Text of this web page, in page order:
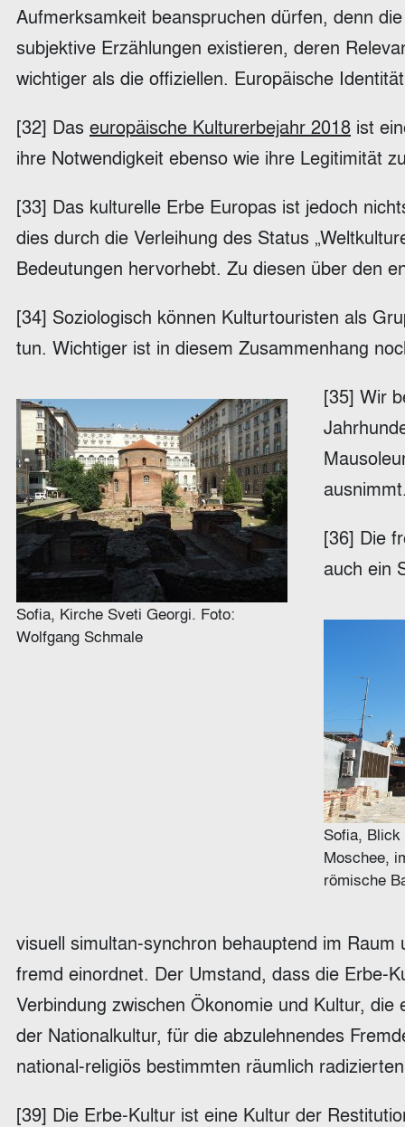
Aufmerksamkeit beanspruchen dürfen, denn
subjektive Erzählungen existieren, deren
wichtiger als die offiziellen. Europäische
[32] Das europäische Kulturerbejahr 2018 ist
ihre Notwendigkeit ebenso wie ihre Legitimität
[33] Das kulturelle Erbe Europas ist jedoch
dies durch die Verleihung des Status
Bedeutungen hervorhebt. Zu diesen über den
[34] Soziologisch können Kulturtouristen als
tun. Wichtiger ist in diesem Zusammenhang
Sofia, Kirche Sveti Georgi. Foto:
Wolfgang Schmale
[35] Wir
[36] Die
auch ein
Sofia, Blick
Moschee,
römische
visuell simultan-synchron behauptend im
fremd einordnet. Der Umstand, dass die Erbe-
Verbindung zwischen Ökonomie und Kultur,
der Nationalkultur, für die abzulehnendes
national-religiös bestimmten räumlich
[39] Die Erbe-Kultur ist eine Kultur der